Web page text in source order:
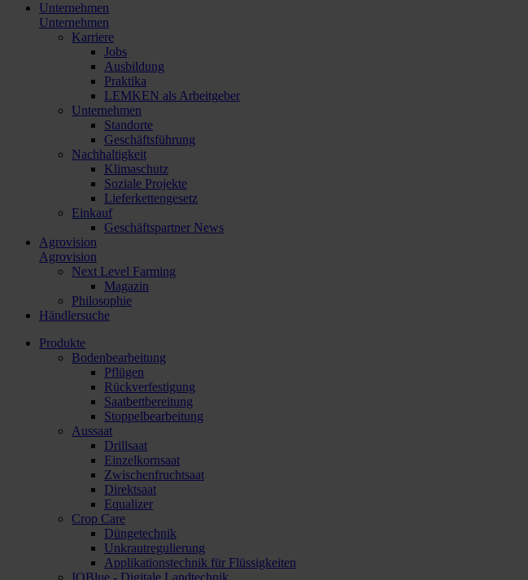
Unternehmen
Unternehmen
Karriere
Jobs
Ausbildung
Praktika
LEMKEN als Arbeitgeber
Unternehmen
Standorte
Geschäftsführung
Nachhaltigkeit
Klimaschutz
Soziale Projekte
Lieferkettengesetz
Einkauf
Geschäftspartner News
Agrovision
Agrovision
Next Level Farming
Magazin
Philosophie
Händlersuche
Produkte
Bodenbearbeitung
Pflügen
Rückverfestigung
Saatbettbereitung
Stoppelbearbeitung
Aussaat
Drillsaat
Einzelkornsaat
Zwischenfruchtsaat
Direktsaat
Equalizer
Crop Care
Düngetechnik
Unkrautregulierung
Applikationstechnik für Flüssigkeiten
IQBlue - Digitale Landtechnik